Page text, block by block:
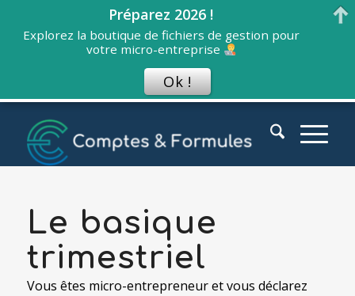
Le basique
trimestriel
Vous êtes micro-entrepreneur et vous déclarez
Préparez 2026 !
Explorez la boutique de fichiers de gestion pour
votre micro-entreprise
Ok !